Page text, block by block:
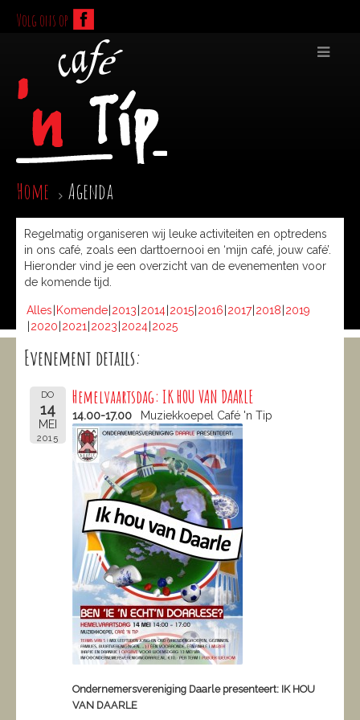
Volg ons op
Home Agenda
Regelmatig organiseren wij leuke activiteiten en optredens
in ons café, zoals een darttoernooi en ‘mijn café, jouw café’.
Hieronder vind je een overzicht van de evenementen voor
de komende tijd.
Alles Komende 2013 2014 2015 2016 2017 2018 2019
2020 2021 2023 2024 2025
Evenement details:
DO
14
MEI
2015
Hemelvaartsdag: IK HOU VAN DAARLE
14.00-17.00 Muziekkoepel Café 'n Tip
Ondernemersvereniging Daarle presenteert: IK HOU
VAN DAARLE